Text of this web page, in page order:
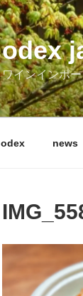
odex
ワインインポ
odex news